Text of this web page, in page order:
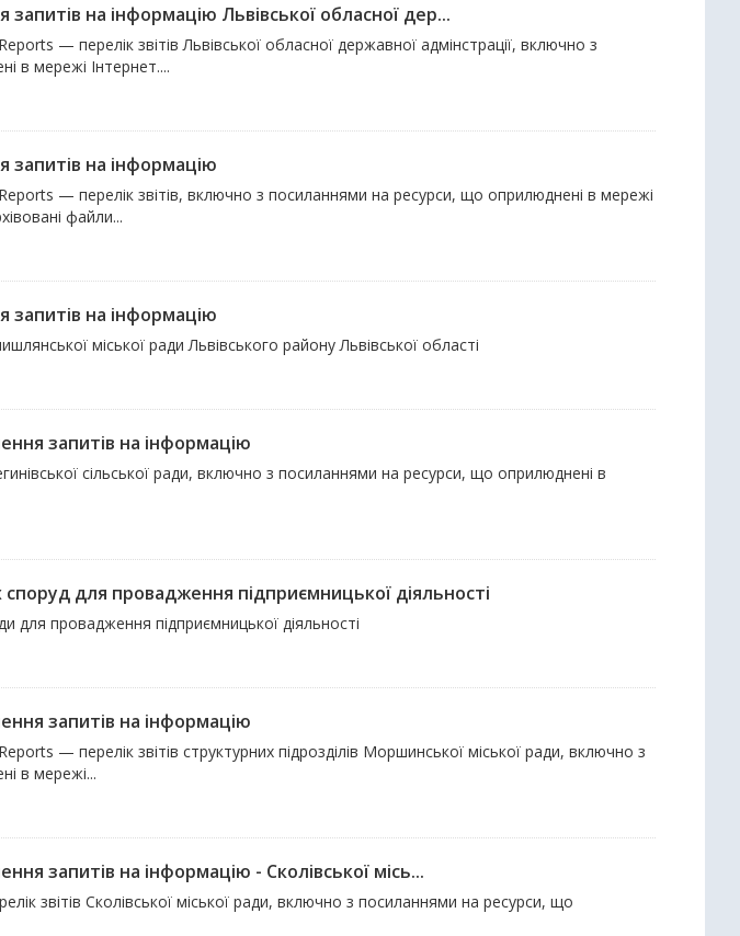
на інформацію Львівської обласної дер...
— перелік звітів Львівської обласної державної адмінстрації, включно з
в мережі Інтернет....
на інформацію
— перелік звітів, включно з посиланнями на ресурси, що оприлюднені в мережі
файли...
на інформацію
міської ради Львівського району Львівської області
запитів на інформацію
сільської ради, включно з посиланнями на ресурси, що оприлюднені в
для провадження підприємницької діяльності
для провадження підприємницької діяльності
запитів на інформацію
— перелік звітів структурних підрозділів Моршинської міської ради, включно з
в мережі...
запитів на інформацію - Сколівської місь...
звітів Сколівської міської ради, включно з посиланнями на ресурси, що